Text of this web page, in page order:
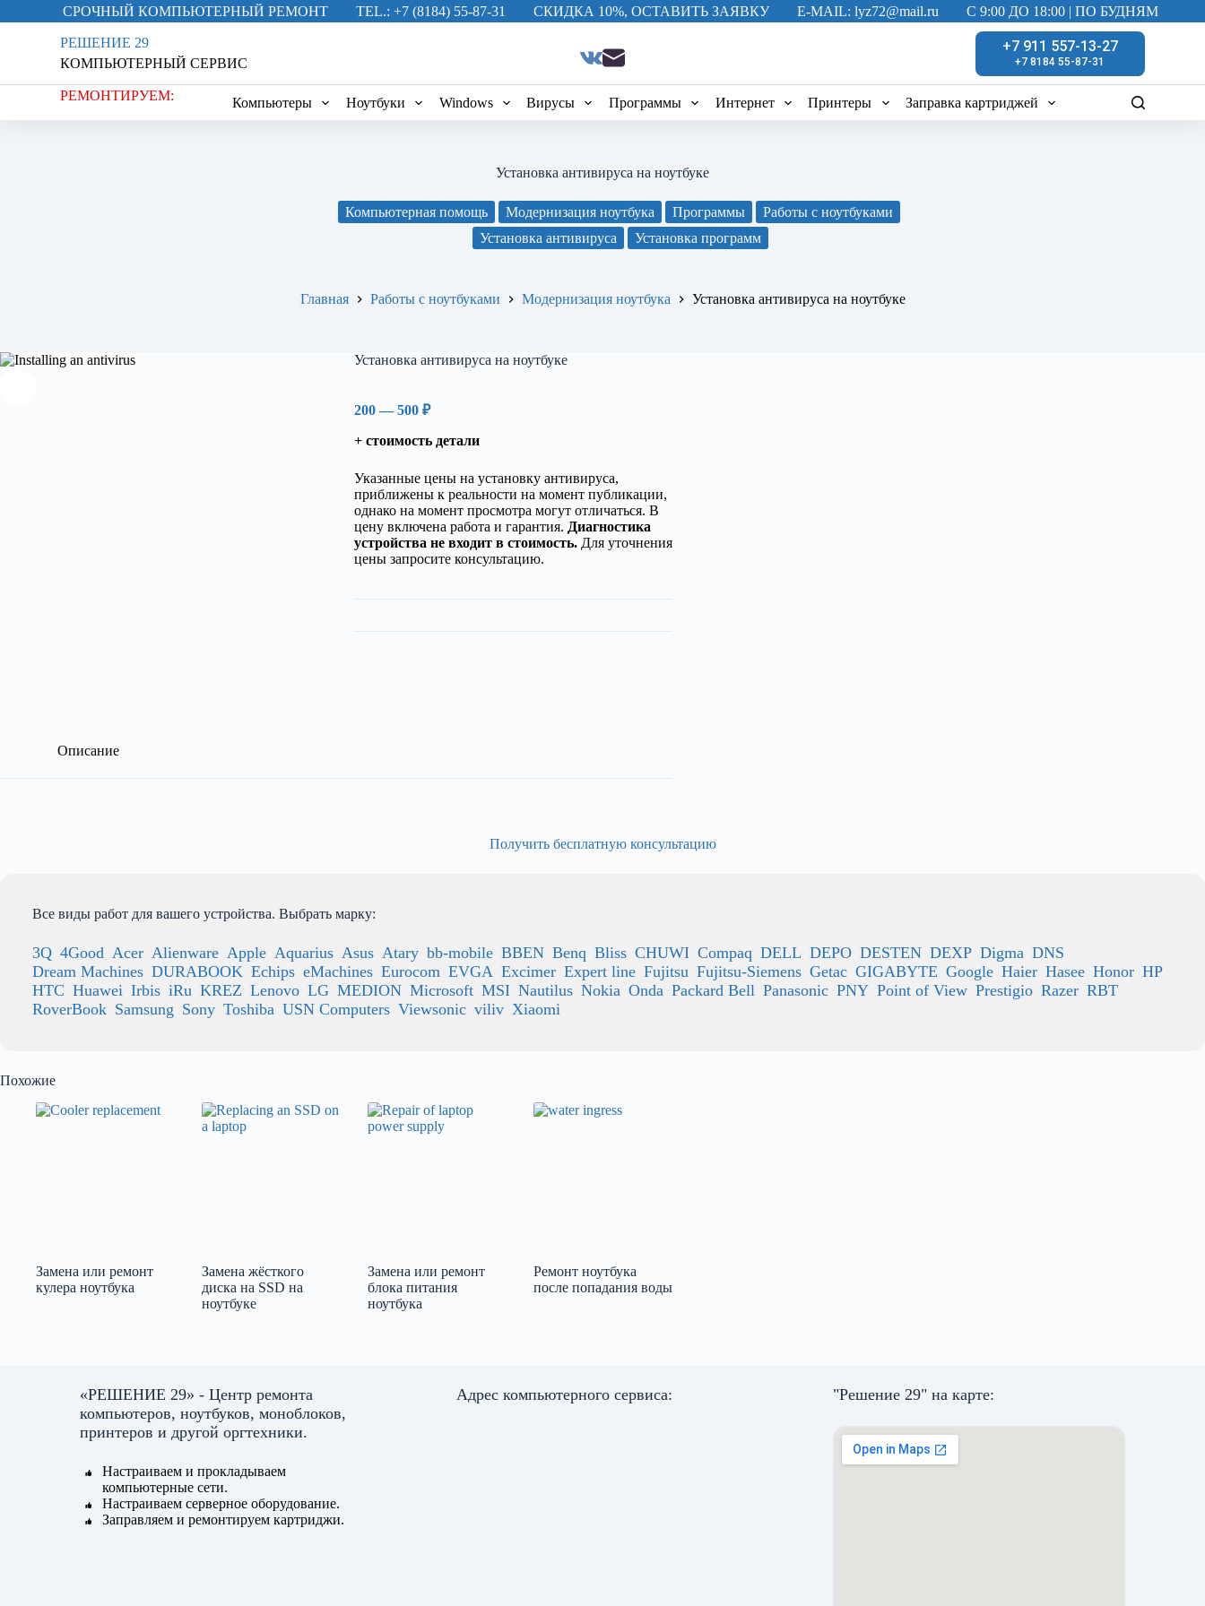
й
СРОЧНЫЙ КОМПЬЮТЕРНЫЙ РЕМОНТ TEL.: +7 (8184) 55-87-31 СКИДКА 10%, ОСТАВИТЬ ЗАЯВКУ E-MAIL: lyz72@mail.ru C 9:00 ДО 18:00 | ПО БУДНЯМ
РЕШЕНИЕ 29
КОМПЬЮТЕРНЫЙ СЕРВИС
+7 911 557-13-27
+7 8184 55-87-31
РЕМОНТИРУЕМ: Компьютеры Ноутбуки Windows Вирусы Программы Интернет Принтеры Заправка картриджей
Установка антивируса на ноутбуке
Компьютерная помощь Модернизация ноутбука Программы
Работы с ноутбуками
Установка антивируса
Установка программ
Главная Работы с ноутбуками Модернизация ноутбука Установка антивируса на ноутбуке
Установка антивируса на ноутбуке
200 — 500 ₽
+ стоимость детали
Указанные цены на установку антивируса,
приближены к реальности на момент публикации,
однако на момент просмотра могут отличаться. В
цену включена работа и гарантия. Диагностика
устройства не входит в стоимость. Для уточнения
цены запросите консультацию.
Описание
Получить бесплатную консультацию
Все виды работ для вашего устройства. Выбрать марку:
3Q 4Good Acer Alienware Apple Aquarius Asus Atary bb-mobile BBEN Benq Bliss CHUWI Compaq DELL DEPO DESTEN DEXP Digma DNS
Dream Machines DURABOOK Echips eMachines Eurocom EVGA Excimer Expert line Fujitsu Fujitsu-Siemens Getac GIGABYTE Google Haier Hasee Honor HP
HTC Huawei Irbis iRu KREZ Lenovo LG MEDION Microsoft MSI Nautilus Nokia Onda Packard Bell Panasonic PNY Point of View Prestigio Razer RBT
RoverBook Samsung Sony Toshiba USN Computers Viewsonic viliv Xiaomi
Похожие
Замена или ремонт
кулера ноутбука
Замена жёсткого
диска на SSD на
ноутбуке
Замена или ремонт
блока питания
ноутбука
Ремонт ноутбука
после попадания воды
«РЕШЕНИЕ 29» - Центр ремонта
компьютеров, ноутбуков, моноблоков,
принтеров и другой оргтехники.
Настраиваем и прокладываем
компьютерные сети.
Настраиваем серверное оборудование.
Заправляем и ремонтируем картриджи.
Адрес компьютерного сервиса: "Решение 29" на карте: